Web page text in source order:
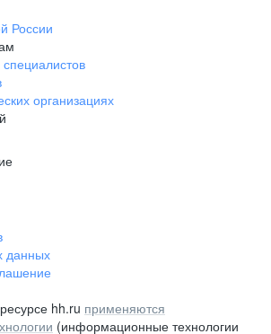
России
организациях
данных
hh.ru применяются
(информационные технологии